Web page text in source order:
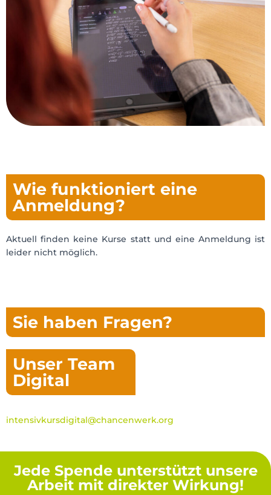
Wie funktioniert eine
Anmeldung?
Aktuell finden keine Kurse statt und eine Anmeldung ist
leider nicht möglich.
Sie haben Fragen?
Unser Team
Digital
intensivkursdigital@chancenwerk.org
Jede Spende unterstützt unsere
Arbeit mit direkter Wirkung!